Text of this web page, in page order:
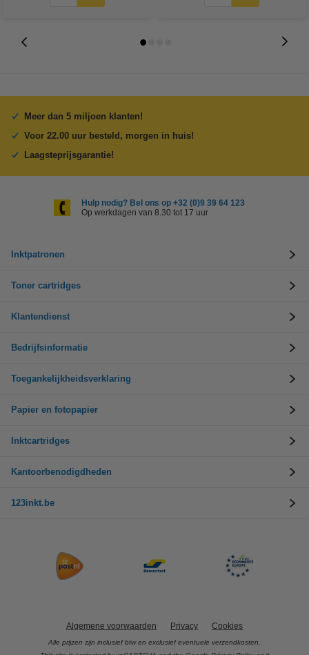
Meer dan 5 miljoen klanten!
Voor 22.00 uur besteld, morgen in huis!
Laagsteprijsgarantie!
Hulp nodig? Bel ons op +32 (0)9 39 64 123
Op werkdagen van 8.30 tot 17 uur
Inktpatronen
Toner cartridges
Klantendienst
Bedrijfsinformatie
Toegankelijkheidsverklaring
Papier en fotopapier
Inktcartridges
Kantoorbenodigdheden
123inkt.be
Algemene voorwaarden Privacy Cookies
Alle prijzen zijn inclusief btw en exclusief eventuele verzendkosten.